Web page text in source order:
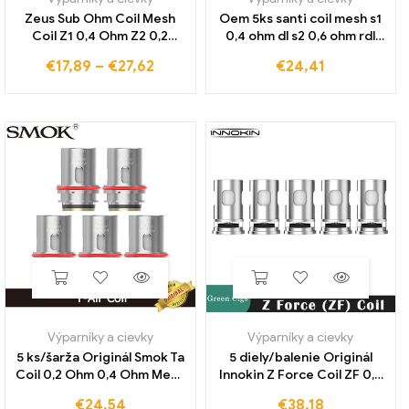
Zeus Sub Ohm Coil Mesh
Coil Z1 0,4 Ohm Z2 0,2
cievky pre subohmovú
€17,89 – €27,62
Oem 5ks santi coil mesh s1
0,4 ohm dl s2 0,6 ohm rdl
charon baby plus knight 40
€24,41
Výparníky a cievky
5 ks/šarža Originál Smok Ta
Coil 0,2 Ohm 0,4 Ohm Mesh
€24,54
Výparníky a cievky
5 diely/balenie Originál
Innokin Z Force Coil ZF 0,2
€38,18